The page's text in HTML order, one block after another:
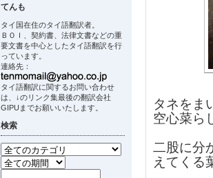
タネをま
空心菜ら
二股に分
えてくる
てんも
タイ国在住のタイ語翻訳者。
ＢＯＩ、契約書、法律文書などの重
要文書を中心としたタイ語翻訳を行
っています。
連絡先：
タイ語翻訳に関するお問い合わせ
は、↓のリンク集最後の翻訳会社
GIPUまでお願いいたします。
検索